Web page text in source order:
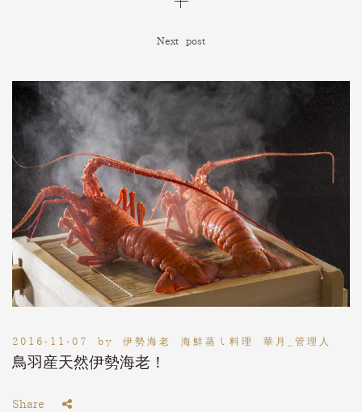
Next post
2016-11-07 by 伊勢海老 海鮮蒸し料理 華月_管理人
鳥羽産天然伊勢海老！
Share